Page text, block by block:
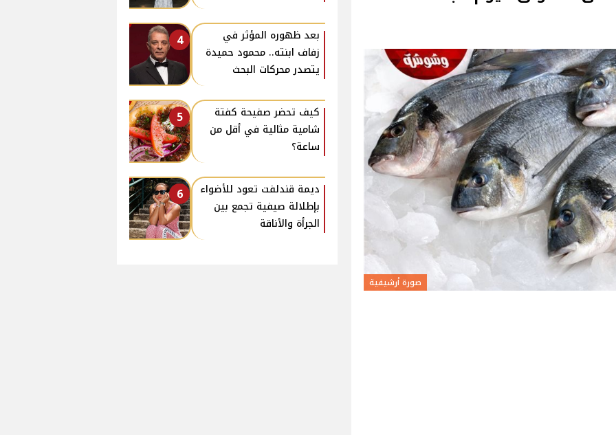
صورة أرشيفية
4
بعد ظهوره المؤثر في
زفاف ابنته.. محمود حميدة
يتصدر محركات البحث
5
كيف تحضر صفيحة كفتة
شامية مثالية في أقل من
ساعة؟
6
ديمة قندلفت تعود للأضواء
بإطلالة صيفية تجمع بين
الجرأة والأناقة